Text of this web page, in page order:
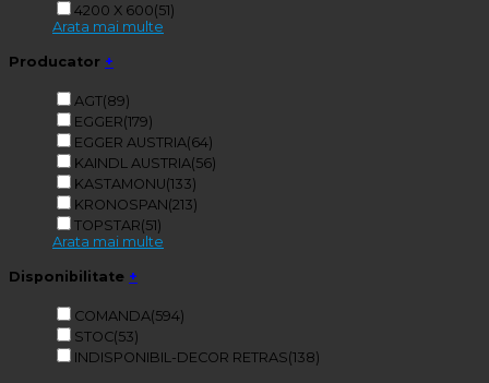
4200 X 600(51)
Arata mai multe
Producator +
AGT(89)
EGGER(179)
EGGER AUSTRIA(64)
KAINDL AUSTRIA(56)
KASTAMONU(133)
KRONOSPAN(213)
TOPSTAR(51)
Arata mai multe
Disponibilitate +
COMANDA(594)
STOC(53)
INDISPONIBIL-DECOR RETRAS(138)